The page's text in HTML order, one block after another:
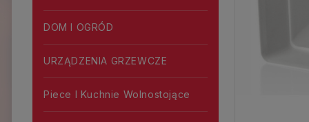
DOM I OGRÓD
URZĄDZENIA GRZEWCZE
Piece I Kuchnie Wolnostojące